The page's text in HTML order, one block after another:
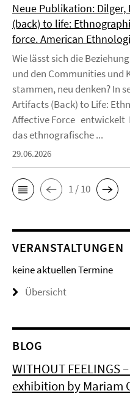
Neue Publikation: Dilger,
(back) to life:
force. American
Wie lässt sich die
und den Communities und
stammen, neu denken? In
Artifacts (Back) to Life:
Affective Force entwickelt
das ethnografische ...
29.06.2026
1 / 10
VERANSTALTUNGEN
keine aktuellen Termine
Übersicht
BLOG
WITHOUT FEELINGS
exhibition by Mariam